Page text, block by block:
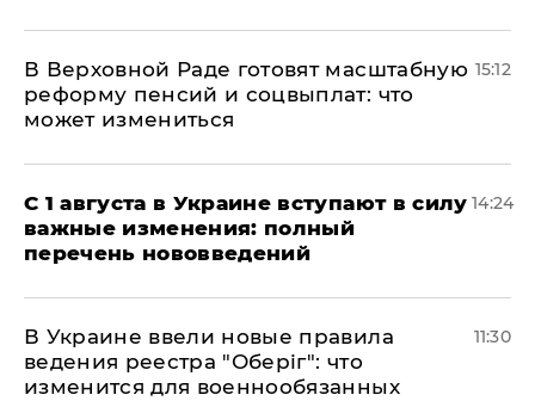
В Верховной Раде готовят масштабную
реформу пенсий и соцвыплат: что
может измениться
15:12
С 1 августа в Украине вступают в силу
важные изменения: полный
перечень нововведений
14:24
В Украине ввели новые правила
ведения реестра "Оберіг": что
изменится для военнообязанных
11:30